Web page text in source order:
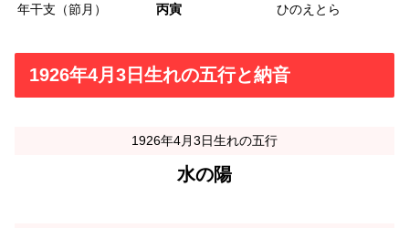
年干支（節月）
丙寅 ひのえとら
1926年4月3日生れの五行と納音
1926年4月3日生れの五行
水の陽